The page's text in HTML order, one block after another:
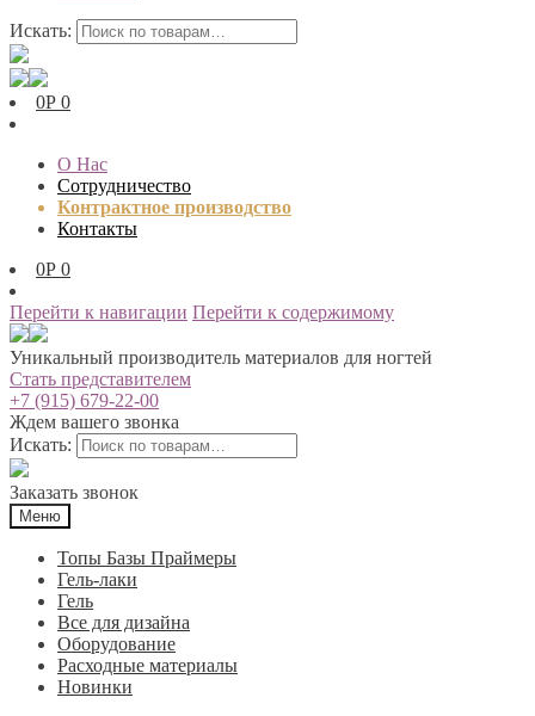
Искать:
0Р 0
О Нас
Сотрудничество
Контрактное производство
Контакты
0Р 0
Перейти к навигации Перейти к содержимому
Уникальный производитель материалов для ногтей
Стать представителем
+7 (915) 679-22-00
Ждем вашего звонка
Искать:
Заказать звонок
Меню
Топы Базы Праймеры
Гель-лаки
Гель
Все для дизайна
Оборудование
Расходные материалы
Новинки